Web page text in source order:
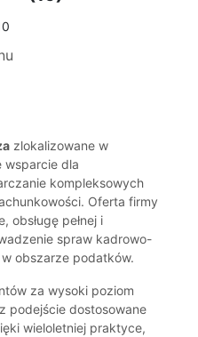
zlokalizowane w
wsparcie dla
kompleksowych
Oferta firmy
obsługę pełnej i
spraw kadrowo-
obszarze podatków.
za wysoki poziom
podejście dostosowane
wieloletniej praktyce,